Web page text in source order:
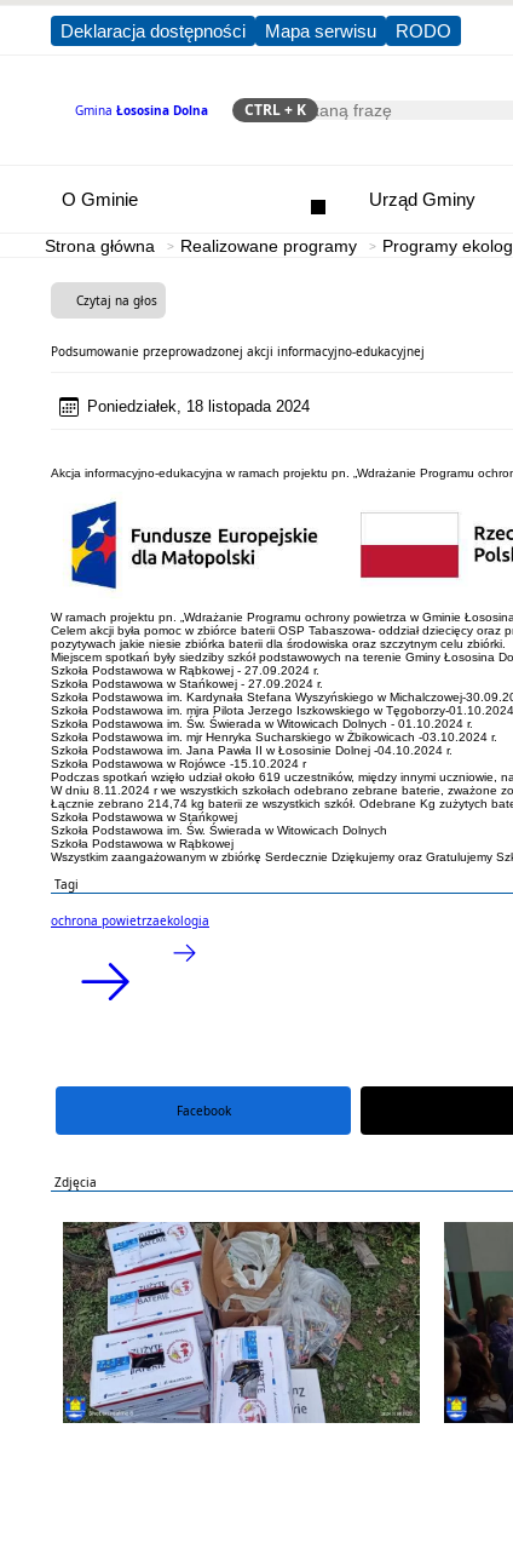
Deklaracja dostępności Mapa serwisu RODO
Gmina Łososina Dolna Szukaj
CTRL+ K
O Gminie Urząd Gminy
Strona główna Realizowane programy Programy
Czytaj na głos
Podsumowanie przeprowadzonej akcji informacyjno-edukacyjnej
Poniedziałek, 18 listopada 2024
Akcja informacyjno-edukacyjna w ramach projektu pn. „Wdrażanie Programu
W ramach projektu pn. „Wdrażanie Programu ochrony powietrza w Gminie
Celem akcji była pomoc w zbiórce baterii OSP Tabaszowa- oddział dziecięcy
pozytywach jakie niesie zbiórka baterii dla środowiska oraz szczytnym celu zbiórki.
Miejscem spotkań były siedziby szkół podstawowych na terenie Gminy Łososina
Szkoła Podstawowa w Rąbkowej - 27.09.2024 r.
Szkoła Podstawowa w Stańkowej - 27.09.2024 r.
Szkoła Podstawowa im. Kardynała Stefana Wyszyńskiego w Michalczowej-
Szkoła Podstawowa im. mjra Pilota Jerzego Iszkowskiego w Tęgoborzy-
Szkoła Podstawowa im. Św. Świerada w Witowicach Dolnych - 01.10.2024 r.
Szkoła Podstawowa im. mjr Henryka Sucharskiego w Żbikowicach -03.10.2024 r.
Szkoła Podstawowa im. Jana Pawła II w Łososinie Dolnej -04.10.2024 r.
Szkoła Podstawowa w Rojówce -15.10.2024 r
Podczas spotkań wzięło udział około 619 uczestników, między innymi
W dniu 8.11.2024 r we wszystkich szkołach odebrano zebrane baterie, zważone
Łącznie zebrano 214,74 kg baterii ze wszystkich szkół. Odebrane Kg zużytych
Szkoła Podstawowa w Stańkowej
Szkoła Podstawowa im. Św. Świerada w Witowicach Dolnych
Szkoła Podstawowa w Rąbkowej
Wszystkim zaangażowanym w zbiórkę Serdecznie Dziękujemy oraz Gratulujemy
Tagi
ochrona powietrzaekologia
Facebook
Zdjęcia